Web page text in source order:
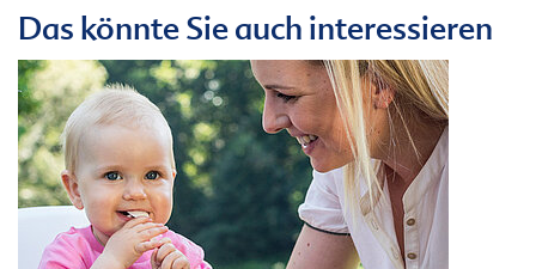
Das könnte Sie auch interessieren